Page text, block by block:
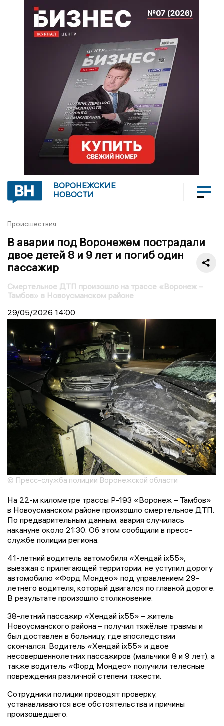
ВОРОНЕЖСКИЕ
НОВОСТИ
Происшествия
В аварии под Воронежем пострадали
двое детей 8 и 9 лет и погиб один
пассажир
Смертельное ДТП произошло на трассе «Воронеж –
Тамбов» в Новоусманском районе
29/05/2026 14:00
© Пресс-служба полиции Воронежской области
На 22-м километре трассы Р-193 «Воронеж – Тамбов»
в Новоусманском районе произошло смертельное ДТП.
По предварительным данным, авария случилась
накануне около 21:30. Об этом сообщили в пресс-
службе полиции региона.
41-летний водитель автомобиля «Хендай ix55»,
выезжая с прилегающей территории, не уступил дорогу
автомобилю «Форд Мондео» под управлением 29-
летнего водителя, который двигался по главной дороге.
В результате произошло столкновение.
38-летний пассажир «Хендай ix55» – житель
Новоусманского района – получил тяжёлые травмы и
был доставлен в больницу, где впоследствии
скончался. Водитель «Хендай ix55» и двое
несовершеннолетних пассажиров (мальчики 8 и 9 лет), а
также водитель «Форд Мондео» получили телесные
повреждения различной степени тяжести.
Сотрудники полиции проводят проверку,
устанавливаются все обстоятельства и причины
произошедшего.